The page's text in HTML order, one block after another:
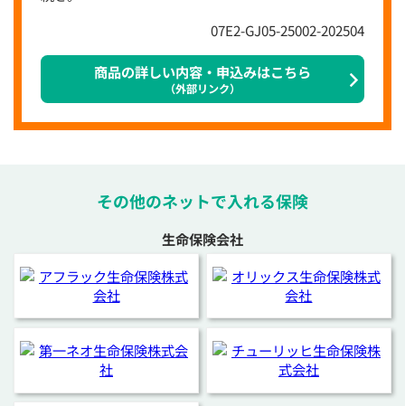
07E2-GJ05-25002-202504
商品の詳しい内容・申込みはこちら
（外部リンク）
その他のネットで入れる保険
生命保険会社